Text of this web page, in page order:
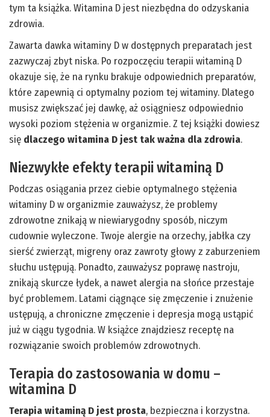
tym ta książka. Witamina D jest niezbędna do odzyskania
zdrowia.
Zawarta dawka witaminy D w dostępnych preparatach jest
zazwyczaj zbyt niska. Po rozpoczęciu terapii witaminą D
okazuje się, że na rynku brakuje odpowiednich preparatów,
które zapewnią ci optymalny poziom tej witaminy. Dlatego
musisz zwiększać jej dawkę, aż osiągniesz odpowiednio
wysoki poziom stężenia w organizmie. Z tej książki dowiesz
się dlaczego witamina D jest tak ważna dla zdrowia.
Niezwykłe efekty terapii witaminą D
Podczas osiągania przez ciebie optymalnego stężenia
witaminy D w organizmie zauważysz, że problemy
zdrowotne znikają w niewiarygodny sposób, niczym
cudownie wyleczone. Twoje alergie na orzechy, jabłka czy
sierść zwierząt, migreny oraz zawroty głowy z zaburzeniem
słuchu ustępują. Ponadto, zauważysz poprawę nastroju,
znikają skurcze łydek, a nawet alergia na słońce przestaje
być problemem. Latami ciągnące się zmęczenie i znużenie
ustępują, a chroniczne zmęczenie i depresja mogą ustąpić
już w ciągu tygodnia. W książce znajdziesz receptę na
rozwiązanie swoich problemów zdrowotnych.
Terapia do zastosowania w domu –
witamina D
Terapia witaminą D jest prosta, bezpieczna i korzystna.